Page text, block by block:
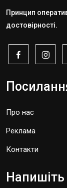
Принцип
достовірності.
Про нас
Реклама
Контакти